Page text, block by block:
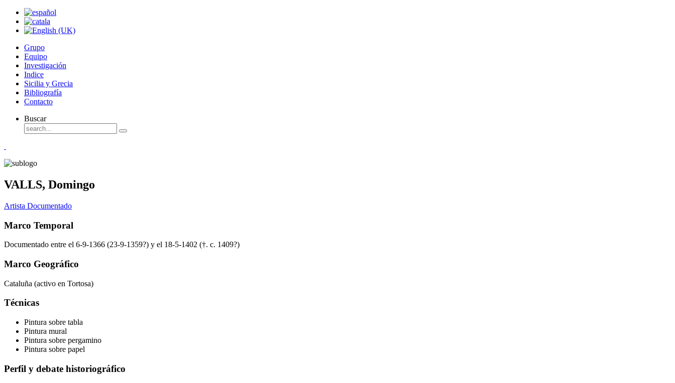
Grupo
Equipo
Investigación
Indice
Sicilia y Grecia
Bibliografía
Contacto
Buscar
VALLS, Domingo
Artista Documentado
Marco Temporal
Documentado entre el 6-9-1366 (23-9-1359?) y el 18-5-1402 (†. c. 1409?)
Marco Geográfico
Cataluña (activo en Tortosa)
Técnicas
Pintura sobre tabla
Pintura mural
Pintura sobre pergamino
Pintura sobre papel
Perfil y debate historiográfico